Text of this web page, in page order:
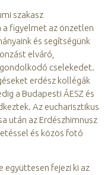
szakasz
figyelmet az önzetlen
és segítségünk
elváró,
gondolkodó cselekedet.
erdész kollégák
a Budapesti ÁESZ és
Az eucharisztikus
után az Erdészhimnusz
és közös fotó
együttesen fejezi ki az